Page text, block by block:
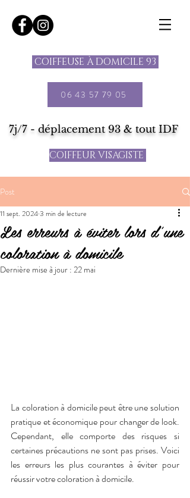
COIFFEUSE À DOMICILE 93
06 43 57 79 05
7j/7 - déplacement 93 & tout IDF
COIFFEUR VISAGISTE
Post
Les erreurs à éviter lors d'une
coloration à domicile
11 sept. 20243 min de lecture
Dernière mise à jour : 22 mai
La coloration à domicile peut être une solution
pratique et économique pour changer de look.
Cependant, elle comporte des risques si
certaines précautions ne sont pas prises. Voici
les erreurs les plus courantes à éviter pour
réussir votre coloration à domicile.